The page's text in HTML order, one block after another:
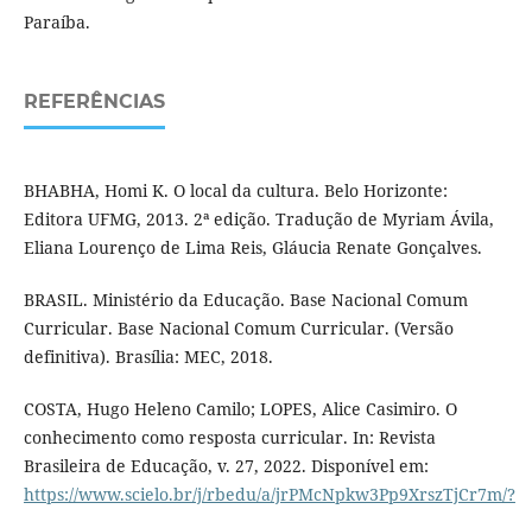
Paraíba.
REFERÊNCIAS
BHABHA, Homi K. O local da cultura. Belo Horizonte:
Editora UFMG, 2013. 2ª edição. Tradução de Myriam Ávila,
Eliana Lourenço de Lima Reis, Gláucia Renate Gonçalves.
BRASIL. Ministério da Educação. Base Nacional Comum
Curricular. Base Nacional Comum Curricular. (Versão
definitiva). Brasília: MEC, 2018.
COSTA, Hugo Heleno Camilo; LOPES, Alice Casimiro. O
conhecimento como resposta curricular. In: Revista
Brasileira de Educação, v. 27, 2022. Disponível em:
https://www.scielo.br/j/rbedu/a/jrPMcNpkw3Pp9XrszTjCr7m/?